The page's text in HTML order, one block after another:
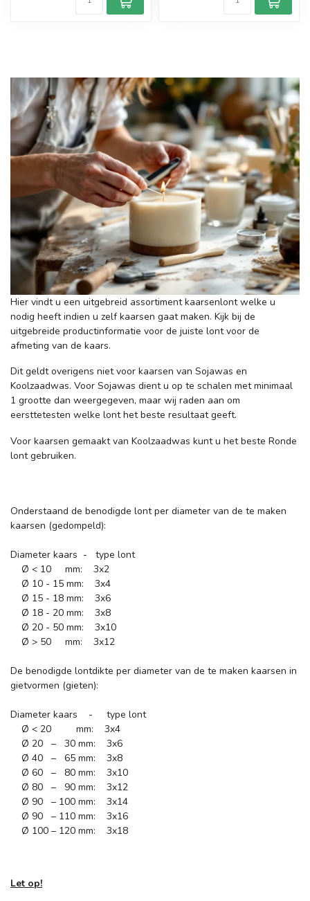
Hier vindt u een uitgebreid assortiment kaarsenlont welke u
nodig heeft indien u zelf kaarsen gaat maken. Kijk bij de
uitgebreide productinformatie voor de juiste lont voor de
afmeting van de kaars.
Dit geldt overigens niet voor kaarsen van Sojawas en
Koolzaadwas. Voor Sojawas dient u op te schalen met minimaal
1 grootte dan weergegeven, maar wij raden aan om
eersttetesten welke lont het beste resultaat geeft.
Voor kaarsen gemaakt van Koolzaadwas kunt u het beste Ronde
lont gebruiken.
Onderstaand de benodigde lont per diameter van de te maken
kaarsen (gedompeld):
Diameter kaars - type lont
Ø < 10 mm: 3x2
Ø 10 - 15 mm: 3x4
Ø 15 - 18 mm: 3x6
Ø 18 - 20 mm: 3x8
Ø 20 - 50 mm: 3x10
Ø > 50 mm: 3x12
De benodigde lontdikte per diameter van de te maken kaarsen in
gietvormen (gieten):
Diameter kaars - type lont
Ø < 20 mm: 3x4
Ø 20 – 30 mm: 3x6
Ø 40 – 65 mm: 3x8
Ø 60 – 80 mm: 3x10
Ø 80 – 90 mm: 3x12
Ø 90 – 100 mm: 3x14
Ø 90 – 110 mm: 3x16
Ø 100 – 120 mm: 3x18
Let op!